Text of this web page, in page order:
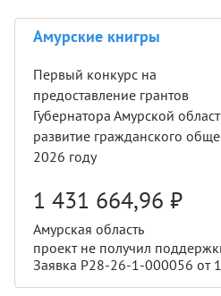
Амурские книгры
Первый конкурс на
предоставление грантов
Губернатора Амурской
развитие гражданского
2026 году
1 431 664,96 ₽
Амурская область
проект не получил
Заявка Р28-26-1-000056 от